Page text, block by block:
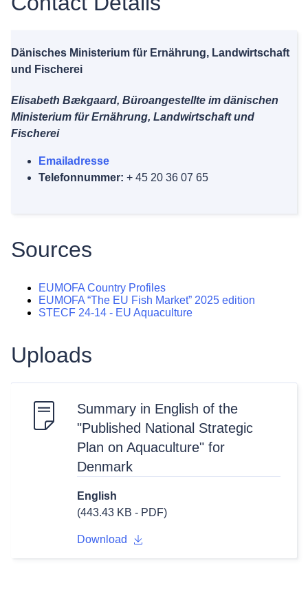
Dänisches Ministerium für Ernährung, Landwirtschaft
und Fischerei
Elisabeth Bækgaard, Büroangestellte im dänischen
Ministerium für Ernährung, Landwirtschaft und
Fischerei
Emailadresse
Telefonnummer: + 45 20 36 07 65
Sources
EUMOFA Country Profiles
EUMOFA “The EU Fish Market” 2025 edition
STECF 24-14 - EU Aquaculture
Uploads
Summary in English of the
"Published National Strategic
Plan on Aquaculture" for
Denmark
English
(443.43 KB - PDF)
Download